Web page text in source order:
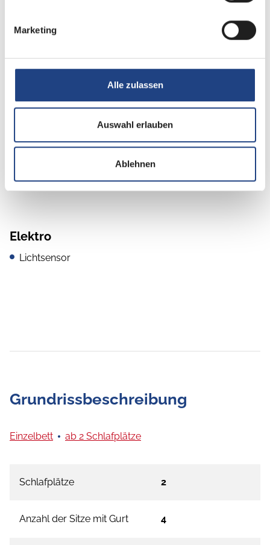
Marketing
Alle zulassen
Auswahl erlauben
Ablehnen
Multimedia
Apple CarPlay
DAB Radio
Elektro
Lichtsensor
Grundrissbeschreibung
Einzelbett ab 2 Schlafplätze
Schlafplätze 2
Anzahl der Sitze mit Gurt 4